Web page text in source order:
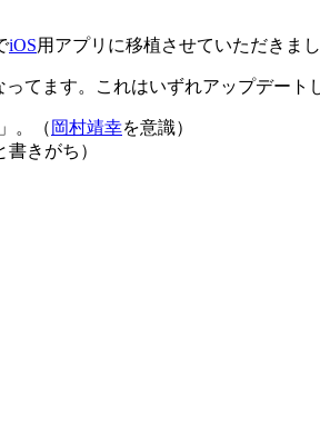
iOS用アプリに移植させていただきまし
てます。これはいずれアップデート
。（ 岡村靖幸を意識）
きがち）